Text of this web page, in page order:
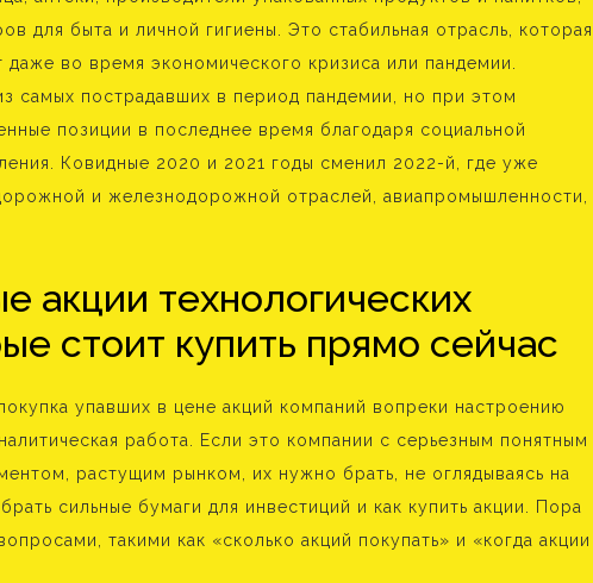
для быта и личной гигиены. Это стабильная отрасль, которая
во время экономического кризиса или пандемии.
самых пострадавших в период пандемии, но при этом
позиции в последнее время благодаря социальной
Ковидные 2020 и 2021 годы сменил 2022-й, где уже
и железнодорожной отраслей, авиапромышленности,
акции технологических
стоит купить прямо сейчас
упавших в цене акций компаний вопреки настроению
работа. Если это компании с серьезным понятным
растущим рынком, их нужно брать, не оглядываясь на
сильные бумаги для инвестиций и как купить акции. Пора
такими как «сколько акций покупать» и «когда акции